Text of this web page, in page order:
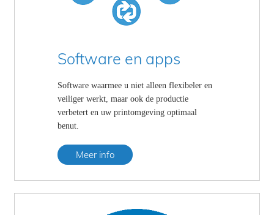
Software en apps
Software waarmee u niet alleen flexibeler en
veiliger werkt, maar ook de productie
verbetert en uw printomgeving optimaal
benut.
Meer info